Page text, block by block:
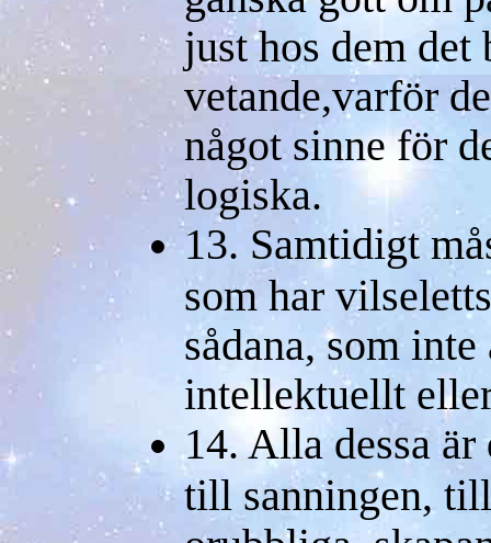
just hos dem
vetande,varför
något sinne för
logiska.
13. Samtidigt
som har
sådana, som
intellektuellt
14. Alla dessa
till sanningen,